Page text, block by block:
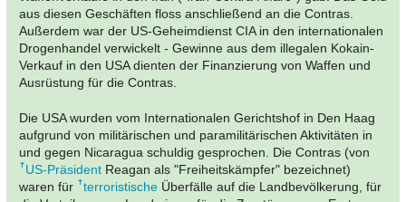
aus diesen Geschäften floss anschließend an die Contras.
Außerdem war der US-Geheimdienst CIA in den internationalen
Drogenhandel verwickelt - Gewinne aus dem illegalen Kokain-
Verkauf in den USA dienten der Finanzierung von Waffen und
Ausrüstung für die Contras.
Die USA wurden vom Internationalen Gerichtshof in Den Haag
aufgrund von militärischen und paramilitärischen Aktivitäten in
und gegen Nicaragua schuldig gesprochen. Die Contras (von
US-Präsident Reagan als "Freiheitskämpfer" bezeichnet)
waren für
terroristische Überfälle auf die Landbevölkerung, für